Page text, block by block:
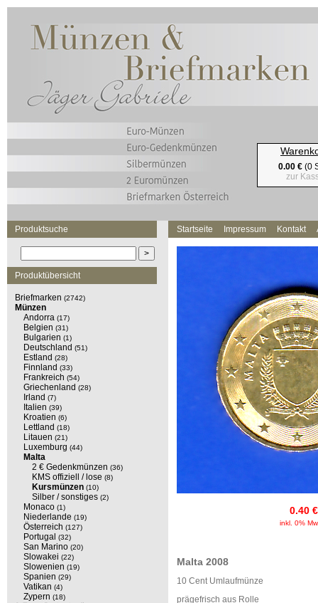
0.00 € (0
zur
Produktsuche
Produktübersicht
Briefmarken (2742)
Münzen
Andorra (17)
Belgien (31)
Bulgarien (1)
Deutschland (51)
Estland (28)
Finnland (33)
Frankreich (54)
Griechenland (28)
Irland (7)
Italien (39)
Kroatien (6)
Lettland (18)
Litauen (21)
Luxemburg (44)
Malta
2 € Gedenkmünzen (36)
KMS offiziell / lose (8)
Kursmünzen (10)
Silber / sonstiges (2)
Monaco (1)
Niederlande (19)
Österreich (127)
Portugal (32)
San Marino (20)
Slowakei (22)
Slowenien (19)
Spanien (29)
Vatikan (4)
Zypern (18)
Startseite Impressum Kontakt
0.40 €
inkl. 0%
Malta 2008
10 Cent Umlaufmünze
prägefrisch aus Rolle